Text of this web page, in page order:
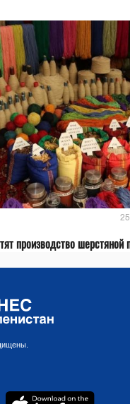
производство шерстяной